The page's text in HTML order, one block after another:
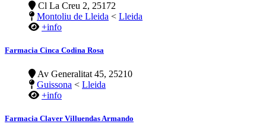
Cl La Creu 2, 25172
Montoliu de Lleida < Lleida
+info
Farmacia Cinca Codina Rosa
Av Generalitat 45, 25210
Guissona < Lleida
+info
Farmacia Claver Villuendas Armando